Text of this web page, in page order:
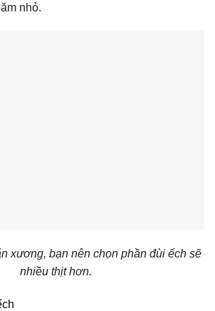
nhỏ.
xương, bạn nên chọn phần đùi ếch sẽ
nhiều thịt hơn.